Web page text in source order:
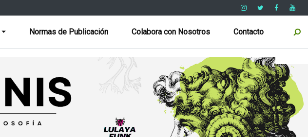
Normas de Publicación Colabora con Nosotros Contacto